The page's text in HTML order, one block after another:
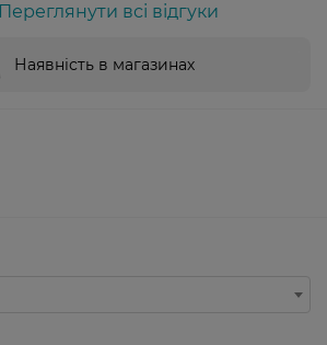
Переглянути всі відгуки
Наявність в магазинах